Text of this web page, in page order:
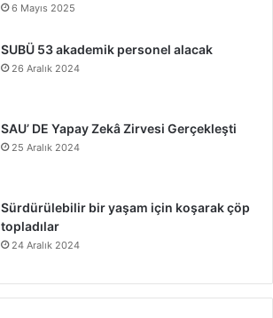
6 Mayıs 2025
SUBÜ 53 akademik personel alacak
26 Aralık 2024
SAU’ DE Yapay Zekâ Zirvesi Gerçekleşti
25 Aralık 2024
Sürdürülebilir bir yaşam için koşarak çöp
topladılar
24 Aralık 2024